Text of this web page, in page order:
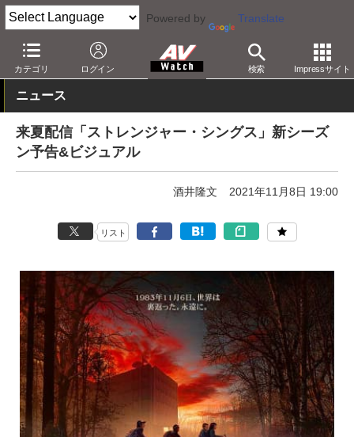
Powered by Translate
カテゴリ ログイン 検索 Impressサイト
AV Watch コンテンツ・サービス 映像配信 Netflix
ニュース
来夏配信「ストレンジャー・シングス」新シーズ
ン予告&ビジュアル
酒井隆文 2021年11月8日 19:00
リスト